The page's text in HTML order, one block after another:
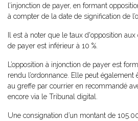
l’injonction de payer, en formant
à compter de la date de signification de
Il est à noter que le taux d'opposition
de payer est inférieur à 10 %.
L’opposition à injonction de payer est
rendu l’ordonnance. Elle peut
au greffe par courrier en recommandé
encore via le Tribunal digital.
Une consignation d’un montant de